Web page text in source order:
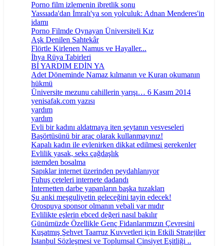
Porno film izlemenin ibretlik sonu
Yassıada'dan İmralı'ya son yolculuk: Adnan Menderes'in
idamı
Porno Filmde Oynayan Üniversiteli Kız
Aşk Denilen Sahtekâr
Flörtle Kirlenen Namus ve Hayaller...
İhya Rüya Tabirleri
Bİ YARDIM EDİN YA
Adet Döneminde Namaz kılmanın ve Kuran okumanın
hükmü
Üniversite mezunu cahillerin yarışı… 6 Kasım 2014
yenisafak.com yazısı
yardım
yardım
Evli bir kadını aldatmaya iten şeytanın vesveseleri
Başörtüsünü bir araç olarak kullanmayınız!
Kapalı kadın ile evlenirken dikkat edilmesi gerekenler
Evlilik yasak, seks çağdaşlık
istemden bosalma
Sapıklar internet üzerinden peydahlanıyor
Fuhuş çeteleri internete dadandı
İnternetten darbe yapanların başka tuzakları
Şu anki meşguliyetin geleceğini tayin edecek!
Orospuya sponsor olmanın vebali var mıdır
Evlilikte eşlerin ebced değeri nasıl bakılır
Günümüzde Özellikle Genç Fidanlarımızın Çevresini
Kuşatmış Şehvet Taarruz Kuvvetleri için Etkili Stratejiler
İstanbul Sözleşmesi ve Toplumsal Cinsiyet Eşitliği ..